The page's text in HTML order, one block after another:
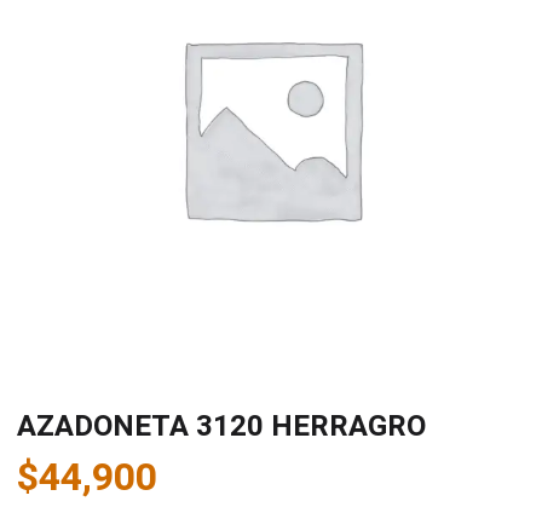
AZADONETA 3120 HERRAGRO
$44,900